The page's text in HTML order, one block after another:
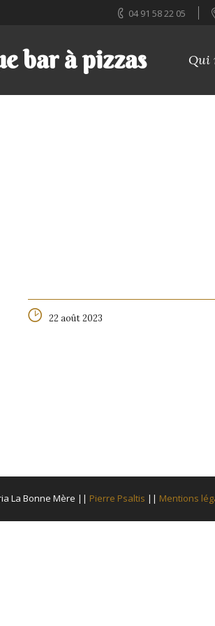
04 91 58 22 05
bar à pizzas Qui
22 août 2023
La Bonne Mère || Pierre Psaltis || Mentions